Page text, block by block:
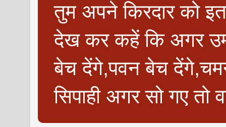
तुम अपने किरदार को
देख कर कहें कि अगर
बेच देंगे,पवन बेच
सिपाही अगर सो गए